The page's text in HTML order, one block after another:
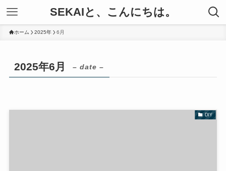
SEKAIと、こんにちは。
ホーム 2025年 6月
2025年6月 – date –
DIY